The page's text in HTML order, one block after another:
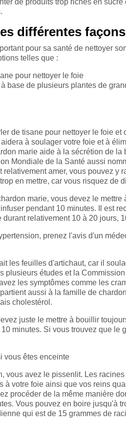
de produits trop riches en
différentes
pour sa santé de nettoyer
telles que :
pour nettoyer le foie
base de plusieurs plantes de
de tisane pour nettoyer le foie
à soulager votre foie et à
marie aide à la sécrétion de la
Mondiale de la Santé aussi
relativement amer, vous pouvez y
en mettre, car vous risquez de
marie, vous devez le
pendant 10 minutes. Il est
relativement 10 à 20 jours,
prenez l'avis d'un
les feuilles d'artichaut, car il
plusieurs études et la
les symptômes comme les
aussi à la famille de
cholestérol.
juste le mettre à bouillir
minutes. Si vous trouvez que le
vous êtes enceinte
vous avez le pissenlit. Les
à votre foie ainsi que vos reins
procéder de la même manière
Vous pouvez en boire jusqu'à
qui est de 15 grammes de